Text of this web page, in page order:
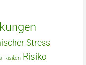
Stress
Risiken Risiko